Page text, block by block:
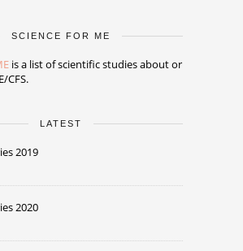
SCIENCE FOR ME
is a list of scientific studies about or
CFS.
LATEST
2019
2020